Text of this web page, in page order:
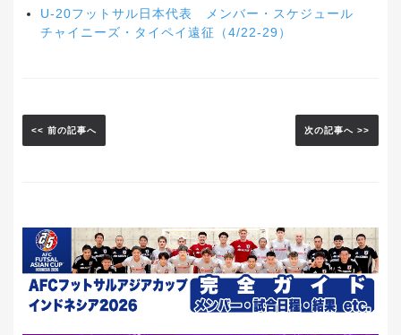
U-20フットサル日本代表 メンバー・スケジュール
チャイニーズ・タイペイ遠征（4/22-29）
<< 前の記事へ 次の記事へ >>